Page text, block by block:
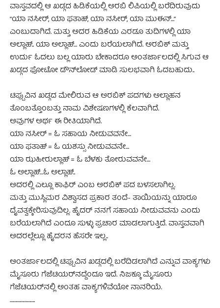
ವಾಸ್ತವದಲ್ಲಿ ಆ ಖಡ್ಗದ ಹಿಡಿಕೆಯಲ್ಲಿ ಅರಬಿ ಲಿಪಿಯಲ್ಲಿ ಬರೆದಿರುವುದು
“ಯಾ ನಸೀರ್, ಯಾ ಫತಾಹ್, ಯಾ ನಸೀರ್, ಯಾ ಮುಈನ್…”
ಎಂಬುದಾಗಿದೆ. ಮತ್ತು ಅದರ ಹಿಡಿಕೆಯ ಎರಡೂ ತುದಿಗಳಲ್ಲಿ ಯಾ
ಅಲ್ಲಾಹ್..‌ ಯಾ ಅಲ್ಲಾಹ್… ಎಂದು ಬರೆಯಲಾಗಿದೆ. ಅರಬಿಕ್ ಮತ್ತು
ಉರ್ದು ಓದಲು ಬಲ್ಲ ಯಾರು ಬೇಕಾದರೂ ಅಂತರ್ಜಾಲದಲ್ಲಿ ಸಿಗುವ ಆ
ಖಡ್ಗದ ಫೋಟೋ ಡೌನ್‌ಲೋಡ್ ಮಾಡಿ ಸುಲಭವಾಗಿ ಓದಬಹುದು..
ಟಿಪ್ಪುವಿನ ಖಡ್ಗದ ಮೇಲಿರುವ ಆ ಅರಬಿಕ್ ಪದಗಳು ಅಲ್ಲಾಹನ
ತೊಂಬತ್ತೊಂಬತ್ತು ನಾಮ ವಿಶೇಷಣಗಳಲ್ಲಿ ಕೆಲವಾಗಿದೆ.
ಅವುಗಳ ಅರ್ಥ ಈ ರೀತಿಯಾಗಿದೆ.
ಯಾ ನಸೀರ್ = ಓ ಸಹಾಯ ನೀಡುವವನೇ…
ಯಾ ಫತಾಹ್ = ಓ ಯಶಸ್ಸು ನೀಡುವವನೇ…
ಯಾ ಝಹೀರುಲ್ಲಾಹ್ = ಓ ಬೆಳಕು ತೋರುವವನೇ…
ಓ ಅಲ್ಲಾಹ್…ಓ ಅಲ್ಲಾಹ್..
ಅದರಲ್ಲಿ ಎಲ್ಲೂ ಕಾಫಿರ್ ಎಂಬ ಅರಬಿಕ್‌ ಪದ ಬಳಸಲಾಗಿಲ್ಲ.
ಮತ್ತು ಮುಸ್ಲಿಮರ ವಿಶ್ವಾಸದ ಪ್ರಕಾರ ತಂದೆ- ತಾಯಿಯನ್ನು ಯಾರೂ
ದೈವತ್ವಕ್ಕೇರಿಸುವುದಿಲ್ಲ. ಹೈದರ್ ನನಗೆ ಸಹಾಯ ನೀಡುವವನು ಎಂದು
ಬರೆಯಲಾಗಿದೆ ಎಂದೂ ಸುಳ್ಳು ಪ್ರಚಾರ ಮಾಡಲಾಗುತ್ತಿದೆ. ವಾಸ್ತವವಾಗಿ
ಅದರಲ್ಲೆಲ್ಲೂ ಹೈದರನ ಹೆಸರೇ ಇಲ್ಲ..
ಅಂತರ್ಜಾಲದಲ್ಲಿ ಟಿಪ್ಪುವಿನ ಖಡ್ಗದಲ್ಲಿ ಬರೆದಿಡಲಾಗಿದೆ ಎನ್ನುವ ವಾಕ್ಯಗಳು
ಮೈಸೂರು ಗೆಜೆಟಿಯರ್‌ನದ್ದೆಂದೂ ಇದೆ. ನಿಜಕ್ಕೂ ಮೈಸೂರು
ಗೆಜೆಟಿಯರ್‌ನಲ್ಲಿ ಅಂತಹ ವಾಕ್ಯಗಳಿವೆಯೋ ನಾನರಿಯೆ.
………………….